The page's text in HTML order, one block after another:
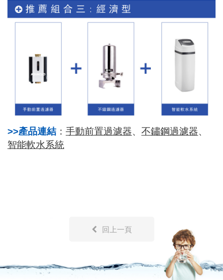
>>產品連結 ： 手動前置過濾器、 不鏽鋼過濾器、
智能軟水系統
回上一頁